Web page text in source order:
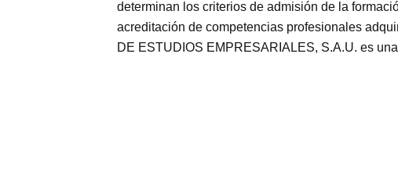
determinan los criterios de admisión de la
acreditación de competencias profesionales
DE ESTUDIOS EMPRESARIALES, S.A.U. es